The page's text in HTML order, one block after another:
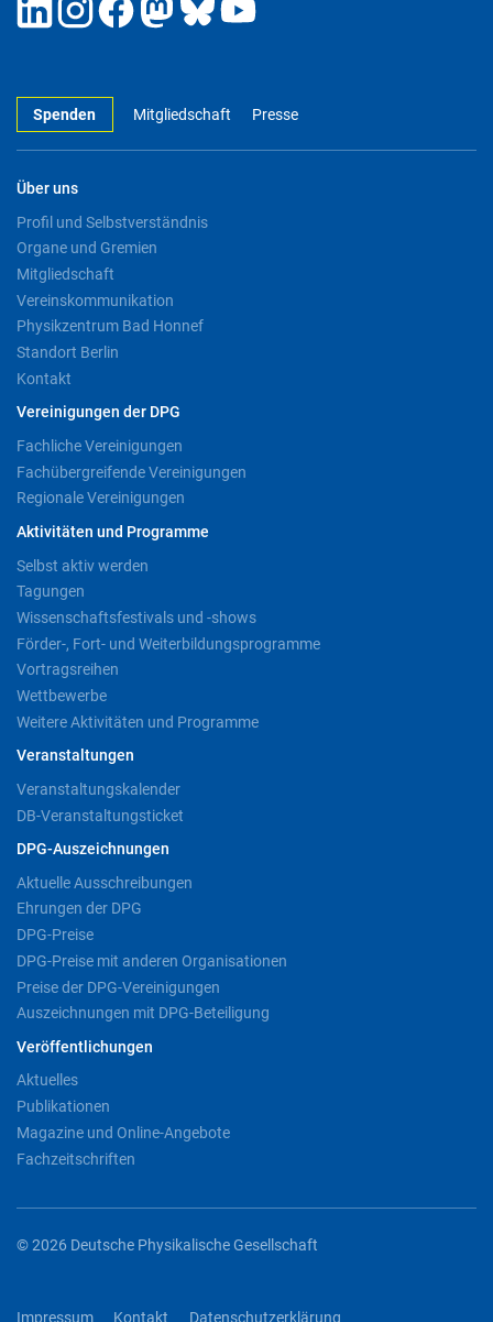
Spenden Mitgliedschaft Presse
Über uns
Profil und Selbstverständnis
Organe und Gremien
Mitgliedschaft
Vereinskommunikation
Physikzentrum Bad Honnef
Standort Berlin
Kontakt
Vereinigungen der DPG
Fachliche Vereinigungen
Fachübergreifende Vereinigungen
Regionale Vereinigungen
Aktivitäten und Programme
Selbst aktiv werden
Tagungen
Wissenschaftsfestivals und -shows
Förder-, Fort- und Weiterbildungsprogramme
Vortragsreihen
Wettbewerbe
Weitere Aktivitäten und Programme
Veranstaltungen
Veranstaltungskalender
DB-Veranstaltungsticket
DPG-Auszeichnungen
Aktuelle Ausschreibungen
Ehrungen der DPG
DPG-Preise
DPG-Preise mit anderen Organisationen
Preise der DPG-Vereinigungen
Auszeichnungen mit DPG-Beteiligung
Veröffentlichungen
Aktuelles
Publikationen
Magazine und Online-Angebote
Fachzeitschriften
© 2026 Deutsche Physikalische Gesellschaft
Impressum Kontakt Datenschutzerklärung